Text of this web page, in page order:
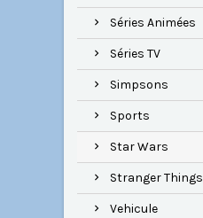
Séries Animées
Séries TV
Simpsons
Sports
Star Wars
Stranger Things
Vehicule